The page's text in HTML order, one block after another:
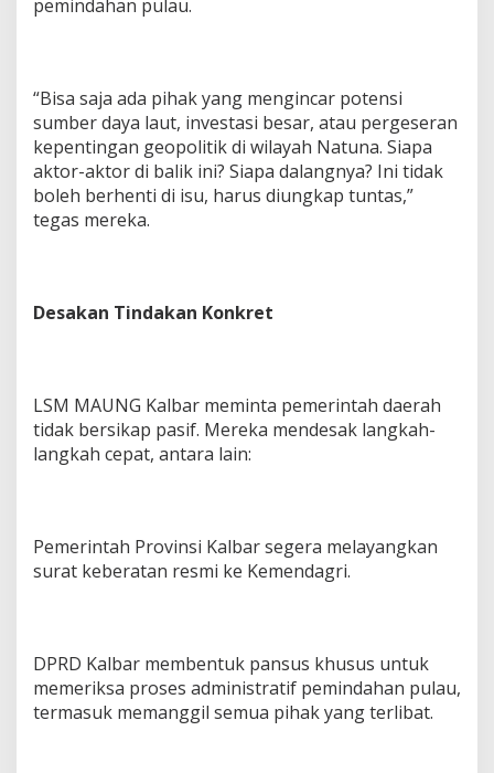
pemindahan pulau.
“Bisa saja ada pihak yang mengincar potensi
sumber daya laut, investasi besar, atau pergeseran
kepentingan geopolitik di wilayah Natuna. Siapa
aktor-aktor di balik ini? Siapa dalangnya? Ini tidak
boleh berhenti di isu, harus diungkap tuntas,”
tegas mereka.
Desakan Tindakan Konkret
LSM MAUNG Kalbar meminta pemerintah daerah
tidak bersikap pasif. Mereka mendesak langkah-
langkah cepat, antara lain:
Pemerintah Provinsi Kalbar segera melayangkan
surat keberatan resmi ke Kemendagri.
DPRD Kalbar membentuk pansus khusus untuk
memeriksa proses administratif pemindahan pulau,
termasuk memanggil semua pihak yang terlibat.